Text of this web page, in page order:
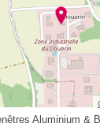
Aluminium &